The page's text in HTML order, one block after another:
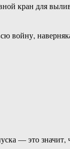
кран для
войну,
— это